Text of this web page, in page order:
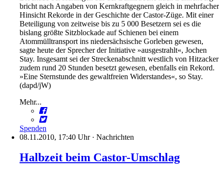
bricht nach Angaben von Kernkraftgegnern gleich in mehrfacher
Hinsicht Rekorde in der Geschichte der Castor-Züge. Mit einer
Beteiligung von zeitweise bis zu 5 000 Besetzern sei es die
bislang größte Sitzblockade auf Schienen bei einem
Atommülltransport ins niedersächsische Gorleben gewesen,
sagte heute der Sprecher der Initiative »ausgestrahlt«, Jochen
Stay. Insgesamt sei der Streckenabschnitt westlich von Hitzacker
zudem rund 20 Stunden besetzt gewesen, ebenfalls ein Rekord.
»Eine Sternstunde des gewaltfreien Widerstandes«, so Stay.
(dapd/jW)
Mehr...
Spenden
08.11.2010, 17:40 Uhr· Nachrichten
Halbzeit beim Castor-Umschlag